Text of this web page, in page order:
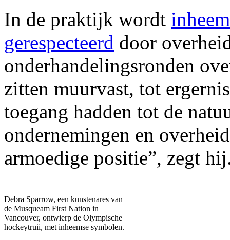
In de praktijk wordt
gerespecteerd door
onderhandelingsronden
zitten muurvast, tot
toegang hadden tot de
ondernemingen en
armoedige positie”, zegt
Debra Sparrow, een kunstenares van
de Musqueam First Nation in
Vancouver, ontwierp de Olympische
hockeytruii, met inheemse symbolen.